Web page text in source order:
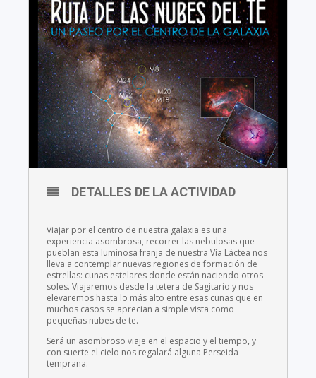
DETALLES DE LA ACTIVIDAD
Viajar por el centro de nuestra galaxia es una
experiencia asombrosa, recorrer las nebulosas que
pueblan esta luminosa franja de nuestra Vía Láctea nos
lleva a contemplar nuevas regiones de formación de
estrellas: cunas estelares donde están naciendo otros
soles. Viajaremos desde la tetera de Sagitario y nos
elevaremos hasta lo más alto entre esas cunas que en
muchos casos se aprecian a simple vista como
pequeñas nubes de te.
Será un asombroso viaje en el espacio y el tiempo, y
con suerte el cielo nos regalará alguna Perseida
temprana.